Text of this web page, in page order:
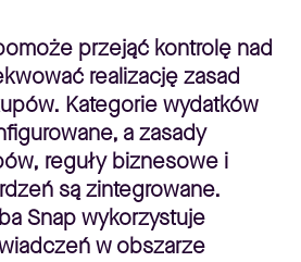
przejąć kontrolę nad
realizację zasad
Kategorie wydatków
a zasady
reguły biznesowe i
są zintegrowane.
Snap wykorzystuje
w obszarze